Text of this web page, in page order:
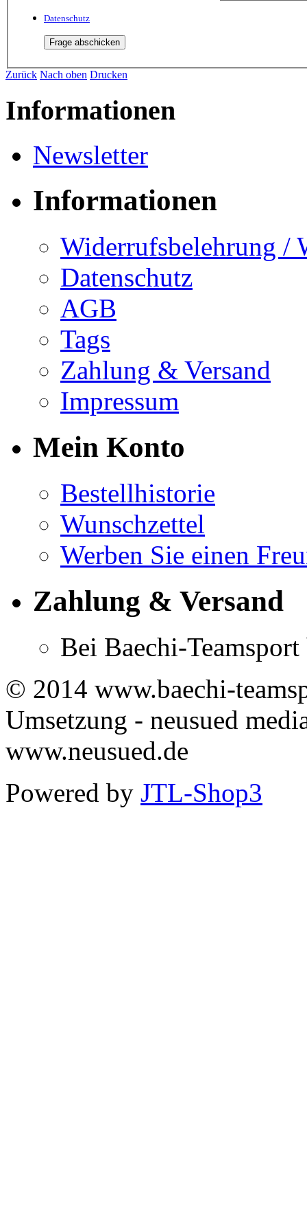
Datenschutz
Zurück Nach oben Drucken
Informationen
Newsletter
Informationen
Widerrufsbelehrung /
Datenschutz
AGB
Tags
Zahlung & Versand
Impressum
Mein Konto
Bestellhistorie
Wunschzettel
Werben Sie einen
Zahlung & Versand
Bei Baechi-
© 2014 www.baechi-
Umsetzung - neusued
www.neusued.de
Powered by JTL-Shop3